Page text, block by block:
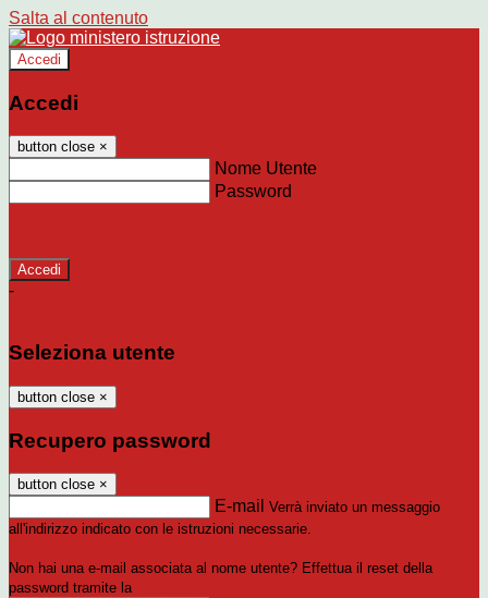
Salta al contenuto
Accedi
Accedi
button close ×
Nome Utente
Password
-
Seleziona utente
button close ×
Recupero password
button close ×
E-mail Verrà inviato un messaggio
all'indirizzo indicato con le istruzioni necessarie.
Non hai una e-mail associata al nome utente? Effettua il reset della
password tramite la